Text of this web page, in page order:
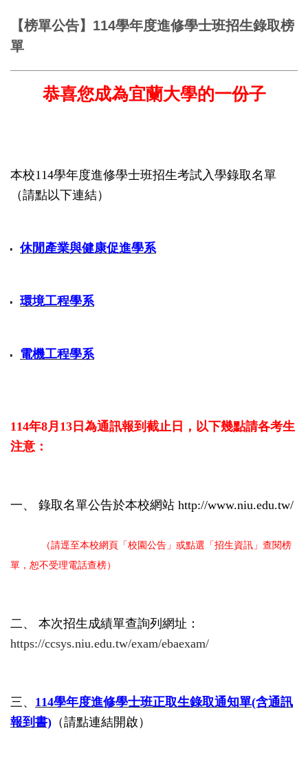
招生資訊
註冊學雜費專區
課程及選課專區
研究生專區
表格下載
單一窗口聯絡信箱
內政部國土測繪中心委辦地籍測量人員考古題
【榜單公告】114學年度進修學士班招生錄取榜
單
恭喜您成為宜蘭大學的一份子
本校114學年度進修學士班招生考試入學錄取名單
（請點以下連結）
休閒產業與健康促進學系
環境工程學系
電機工程學系
114年8月13日為通訊報到截止日，以下幾點請各考生
注意：
一、 錄取名單公告於本校網站 http://www.niu.edu.tw/
（請逕至本校網頁「校園公告」或點選「招生資訊」查閱榜
單，恕不受理電話查榜）
二、 本次招生成績單查詢列網址：
https://ccsys.niu.edu.tw/exam/ebaexam/
三、 114學年度進修學士班正取生錄取通知單(含通訊
報到書) （請點連結開啟）